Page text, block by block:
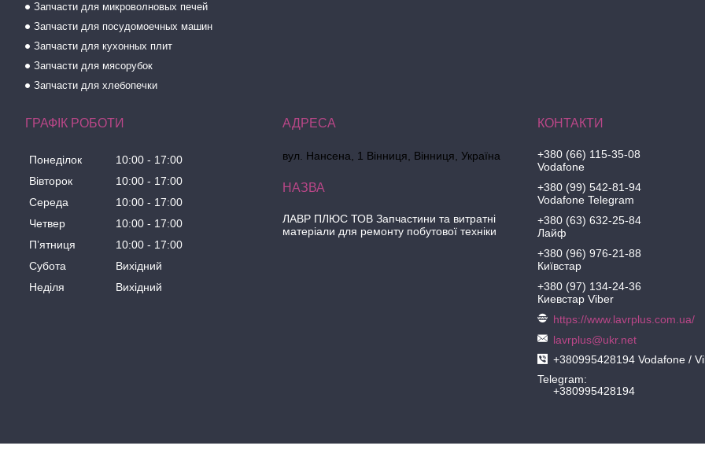
Запчасти для микроволновых печей
Запчасти для посудомоечных машин
Запчасти для кухонных плит
Запчасти для мясорубок
Запчасти для хлебопечки
ГРАФІК РОБОТИ
Понеділок 10:00
17:00
Вівторок
10:00
17:00
Середа
10:00
17:00
Четвер
10:00
17:00
Пʼятниця
10:00
17:00
Субота
Вихідний
Неділя
Вихідний
вул. Нансена, 1 Вінниця, Вінниця, Україна
ЛАВР ПЛЮС ТОВ Запчастини та витратні
матеріали для ремонту побутової техніки
+380 (66) 115-35-08
Vodafone
+380 (99) 542-81-94
Vodafone Telegram
+380 (63) 632-25-84
Лайф
+380 (96) 976-21-88
Київстар
+380 (97) 134-24-36
Киевстар Viber
https://www.lavrplus.com.ua/
lavrplus@ukr.net
+380995428194 Vodafone /
Telegram
+380995428194